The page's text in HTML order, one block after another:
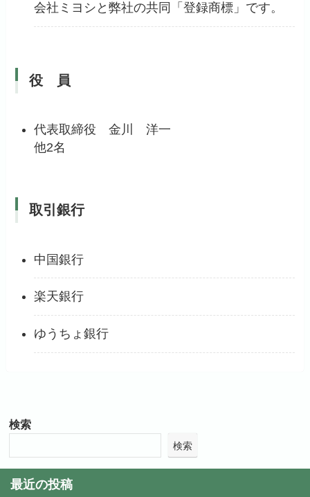
会社ミヨシと弊社の共同「登録商標」です。
役 員
代表取締役 金川 洋一
他2名
取引銀行
中国銀行
楽天銀行
ゆうちょ銀行
検索
検索
最近の投稿